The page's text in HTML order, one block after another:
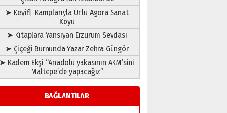
➤ Keyifli Kamplarıyla Ünlü Agora Sanat
Köyü
➤ Kitaplara Yansıyan Erzurum Sevdası
➤ Çiçeği Burnunda Yazar Zehra Güngör
➤ Kadem Ekşi “Anadolu yakasının AKM’sini
Maltepe’de yapacağız”
BAĞLANTILAR